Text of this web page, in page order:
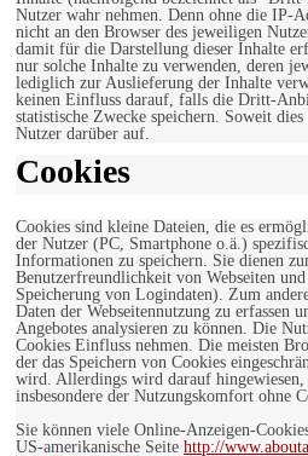
Nutzer wahr nehmen. Denn ohne die IP-
nicht an den Browser des jeweiligen
damit für die Darstellung dieser Inhalte
nur solche Inhalte zu verwenden, deren
lediglich zur Auslieferung der Inhalte
keinen Einfluss darauf, falls die Dritt-
statistische Zwecke speichern. Soweit
Nutzer darüber auf.
Cookies
Cookies sind kleine Dateien, die es
der Nutzer (PC, Smartphone o.ä.)
Informationen zu speichern. Sie dienen
Benutzerfreundlichkeit von Webseiten
Speicherung von Logindaten). Zum
Daten der Webseitennutzung zu erfassen
Angebotes analysieren zu können. Die
Cookies Einfluss nehmen. Die meisten
der das Speichern von Cookies
wird. Allerdings wird darauf hingewiesen,
insbesondere der Nutzungskomfort ohne
Sie können viele Online-Anzeigen-
US-amerikanische Seite http://